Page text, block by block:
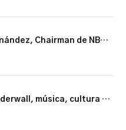
Especiales: Luis Fernández, Chairman de NBCUniversal Telemundo Enterprises
ReloAd: El caso Wonderwall, música, cultura y conexión